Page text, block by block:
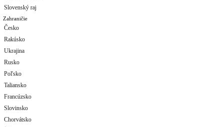
Slovenský raj
Zahraničie
Česko
Rakúsko
Ukrajina
Rusko
Poľsko
Taliansko
Francúzsko
Slovinsko
Chorvátsko